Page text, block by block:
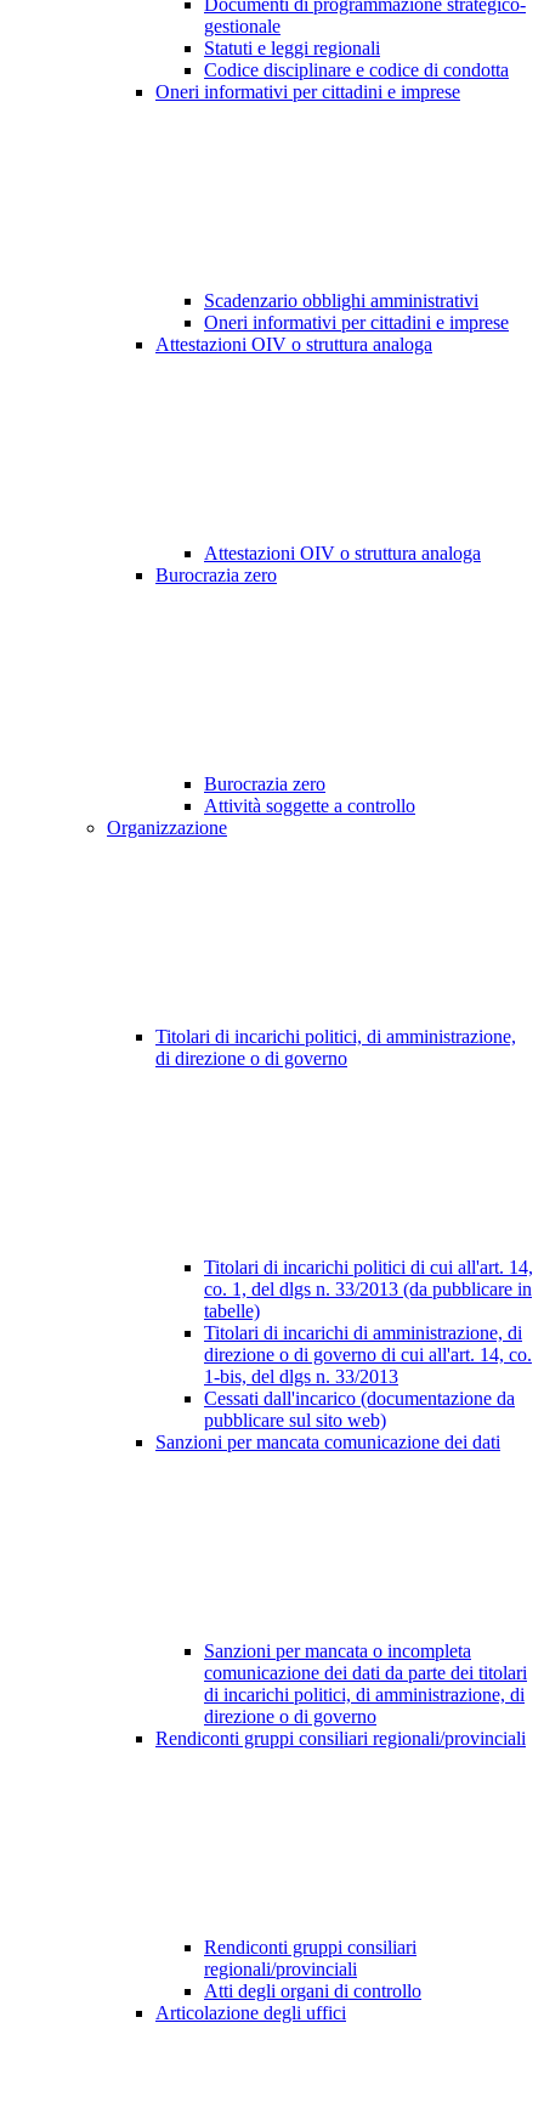
Documenti di programmazione strategico-
gestionale
Statuti e leggi regionali
Codice disciplinare e codice di condotta
Oneri informativi per cittadini e imprese
Scadenzario obblighi amministrativi
Oneri informativi per cittadini e imprese
Attestazioni OIV o struttura analoga
Attestazioni OIV o struttura analoga
Burocrazia zero
Burocrazia zero
Attività soggette a controllo
Organizzazione
Titolari di incarichi politici, di amministrazione,
di direzione o di governo
Titolari di incarichi politici di cui all'art. 14,
co. 1, del dlgs n. 33/2013 (da pubblicare in
tabelle)
Titolari di incarichi di amministrazione, di
direzione o di governo di cui all'art. 14, co.
1-bis, del dlgs n. 33/2013
Cessati dall'incarico (documentazione da
pubblicare sul sito web)
Sanzioni per mancata comunicazione dei dati
Sanzioni per mancata o incompleta
comunicazione dei dati da parte dei titolari
di incarichi politici, di amministrazione, di
direzione o di governo
Rendiconti gruppi consiliari regionali/provinciali
Rendiconti gruppi consiliari
regionali/provinciali
Atti degli organi di controllo
Articolazione degli uffici